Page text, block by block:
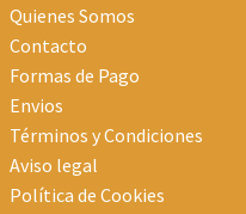
Quienes Somos
Contacto
Formas de Pago
Envios
Términos y Condiciones
Aviso legal
Política de Cookies